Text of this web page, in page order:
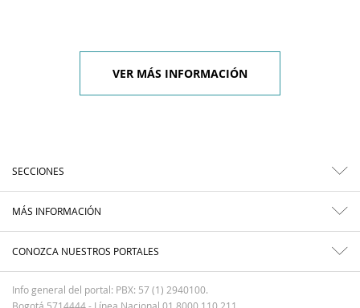
VER MÁS INFORMACIÓN
SECCIONES
MÁS INFORMACIÓN
CONOZCA NUESTROS PORTALES
Info general del portal: PBX: 57 (1) 2940100.